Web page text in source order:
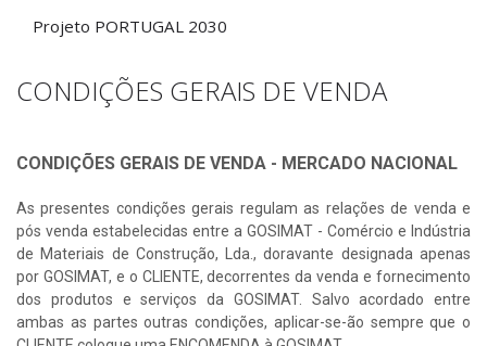
Projeto PORTUGAL 2030
CONDIÇÕES GERAIS DE VENDA
CONDIÇÕES GERAIS DE VENDA - MERCADO NACIONAL
As presentes condições gerais regulam as relações de venda e
pós venda estabelecidas entre a GOSIMAT - Comércio e Indústria
de Materiais de Construção, Lda., doravante designada apenas
por GOSIMAT, e o CLIENTE, decorrentes da venda e fornecimento
dos produtos e serviços da GOSIMAT. Salvo acordado entre
ambas as partes outras condições, aplicar-se-ão sempre que o